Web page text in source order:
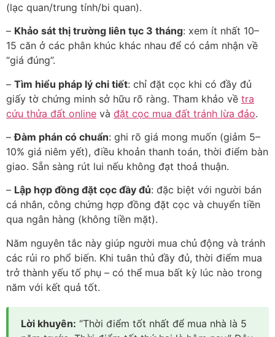
(lạc quan/trung tính/bi quan).
– Khảo sát thị trường liên tục 3 tháng: xem ít nhất 10–
15 căn ở các phân khúc khác nhau để có cảm nhận về
“giá đúng”.
– Tìm hiểu pháp lý chi tiết: chỉ đặt cọc khi có đầy đủ
giấy tờ chứng minh sở hữu rõ ràng. Tham khảo về tra
cứu thửa đất online và đặt cọc mua đất tránh lừa đảo.
–Đàm phán có chuẩn: ghi rõ giá mong muốn (giảm 5–
10% giá niêm yết), điều khoản thanh toán, thời điểm bàn
giao. Sẵn sàng rút lui nếu không đạt thoả thuận.
– Lập hợp đồng đặt cọc đầy đủ: đặc biệt với người bán
cá nhân, công chứng hợp đồng đặt cọc và chuyển tiền
qua ngân hàng (không tiền mặt).
Năm nguyên tắc này giúp người mua chủ động và tránh
các rủi ro phổ biến. Khi tuân thủ đầy đủ, thời điểm mua
trở thành yếu tố phụ – có thể mua bất kỳ lúc nào trong
năm với kết quả tốt.
Lời khuyên: “Thời điểm tốt nhất để mua nhà là 5